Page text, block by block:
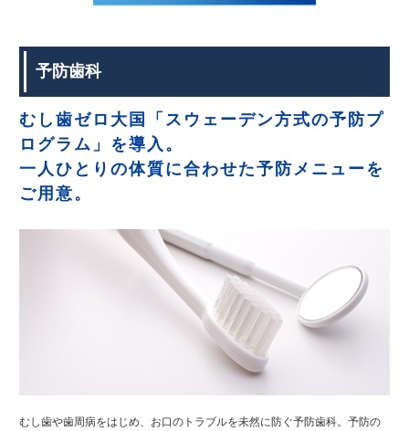
予防歯科
むし歯ゼロ大国「スウェーデン方式の予防プ
ログラム」を導入。
一人ひとりの体質に合わせた予防メニューを
ご用意。
むし歯や歯周病をはじめ、お口のトラブルを未然に防ぐ予防歯科。予防の